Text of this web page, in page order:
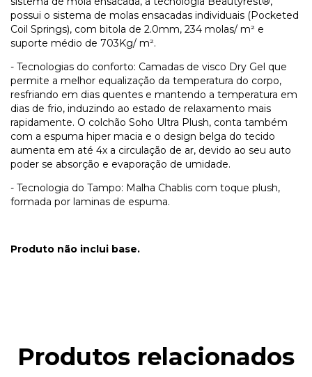
possui o sistema de molas ensacadas individuais (Pocketed
Coil Springs), com bitola de 2.0mm, 234 molas/ m² e
suporte médio de 703Kg/ m².
- Tecnologias do conforto: Camadas de visco Dry Gel que
permite a melhor equalização da temperatura do corpo,
resfriando em dias quentes e mantendo a temperatura em
dias de frio, induzindo ao estado de relaxamento mais
rapidamente. O colchão Soho Ultra Plush, conta também
com a espuma hiper macia e o design belga do tecido
aumenta em até 4x a circulação de ar, devido ao seu auto
poder se absorção e evaporação de umidade.
- Tecnologia do Tampo: Malha Chablis com toque plush,
formada por laminas de espuma.
Produto não inclui base.
Produtos relacionados